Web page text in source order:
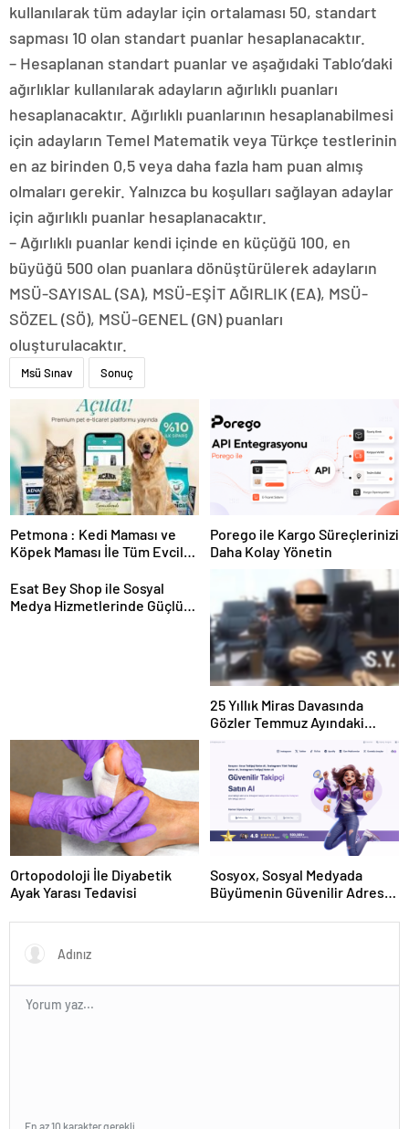
kullanılarak tüm adaylar için ortalaması 50, standart
sapması 10 olan standart puanlar hesaplanacaktır.
– Hesaplanan standart puanlar ve aşağıdaki Tablo’daki
ağırlıklar kullanılarak adayların ağırlıklı puanları
hesaplanacaktır. Ağırlıklı puanlarının hesaplanabilmesi
için adayların Temel Matematik veya Türkçe testlerinin
en az birinden 0,5 veya daha fazla ham puan almış
olmaları gerekir. Yalnızca bu koşulları sağlayan adaylar
için ağırlıklı puanlar hesaplanacaktır.
– Ağırlıklı puanlar kendi içinde en küçüğü 100, en
büyüğü 500 olan puanlara dönüştürülerek adayların
MSÜ-SAYISAL (SA), MSÜ-EŞİT AĞIRLIK (EA), MSÜ-
SÖZEL (SÖ), MSÜ-GENEL (GN) puanları
oluşturulacaktır.
Msü Sınav Sonuç
Petmona : Kedi Maması ve
Köpek Maması İle Tüm Evcil
Porego ile Kargo Süreçlerinizi
Daha Kolay Yönetin
Esat Bey Shop ile Sosyal
Medya Hizmetlerinde Güçlü
25 Yıllık Miras Davasında
Gözler Temmuz Ayındaki
Karar Duruşmasına Çevrildi
Ortopodoloji İle Diyabetik
Ayak Yarası Tedavisi
Sosyox, Sosyal Medyada
Büyümenin Güvenilir Adresi
En az 10 karakter gerekli